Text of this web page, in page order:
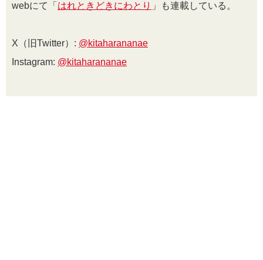
webにて「 はれときどきにわとり 」も連載している。
X（旧Twitter）: @kitaharananae
Instagram: @kitaharananae